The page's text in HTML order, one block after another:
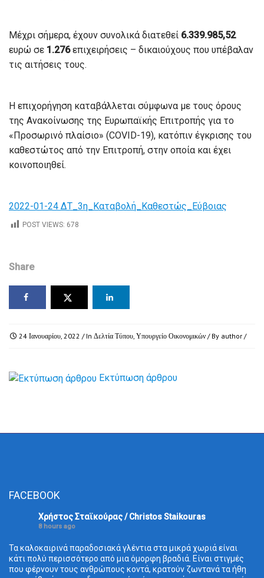
Μέχρι σήμερα, έχουν συνολικά διατεθεί 6.339.985,52
ευρώ σε 1.276επιχειρήσεις – δικαιούχους που υπέβαλαν
τις αιτήσεις τους.
Η επιχορήγηση καταβάλλεται σύμφωνα με τους όρους
της Ανακοίνωσης της Ευρωπαϊκής Επιτροπής για το
«Προσωρινό πλαίσιο» (COVID-19), κατόπιν έγκρισης του
καθεστώτος από την Επιτροπή, στην οποία και έχει
κοινοποιηθεί.
2022-01-24 ΔΤ_3η_Καταβολή_Καθεστώς_Εύβοιας
POST VIEWS: 678
Share
24 Ιανουαρίου, 2022 / In Δελτία Τύπου, Υπουργείο Οικονομικών / By author /
Εκτύπωση άρθρου
FACEBOOK
Χρήστος Σταϊκούρας / Christos Staikouras
8 hours ago
Τα καλοκαιρινά παραδοσιακά γλέντια στα μικρά χωριά είναι
κάτι πολύ περισσότερο από μια όμορφη βραδιά. Είναι στιγμές
που φέρνουν τους ανθρώπους κοντά, κρατούν ζωντανά τα ήθη